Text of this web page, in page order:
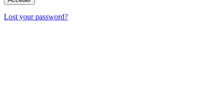
Lost your password?